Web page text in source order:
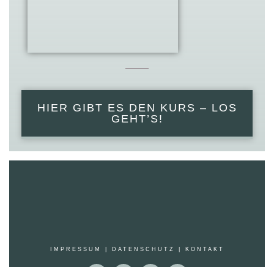
HIER GIBT ES DEN KURS – LOS
GEHT’S!
IMPRESSUM DATENSCHUTZ | KONTAKT